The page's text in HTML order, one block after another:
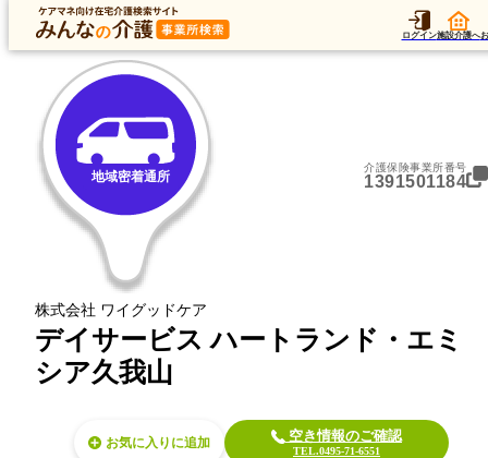
ログイン施設介護へ
トップ データ
トップ 東京都 杉並区 地域密着通所 デイサービス ハートランド・エミシア久我山
地域密着通所
株式会社 ワイグッドケア
介護保険事業所番号
1391501184
デイサービス ハートランド・エミ
シア久我山
お気に入り 空き情報のご確認
TEL.0495-71-6551